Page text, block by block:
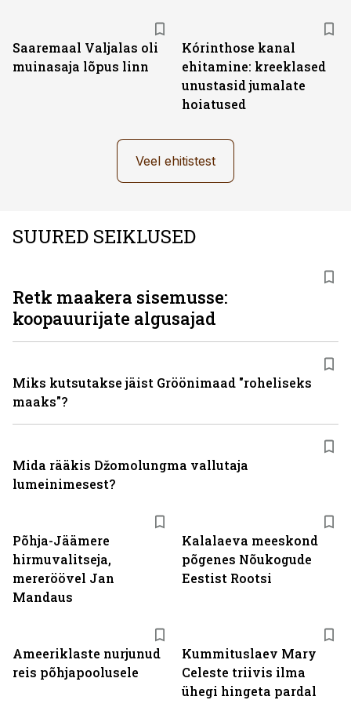
Saaremaal Valjalas oli
muinasaja lõpus linn
Kórinthose kanal
ehitamine: kreeklased
unustasid jumalate
hoiatused
Veel ehitistest
SUURED SEIKLUSED
Põhja-Jäämere
hirmuvalitseja,
mereröövel Jan
Mandaus
Kalalaeva meeskond
põgenes Nõukogude
Eestist Rootsi
Ameeriklaste nurjunud
reis põhjapoolusele
Kummituslaev Mary
Celeste triivis ilma
ühegi hingeta pardal
Retk maakera sisemusse:
koopauurijate algusajad
Miks kutsutakse jäist Gröönimaad "roheliseks
maaks"?
Mida rääkis Džomolungma vallutaja
lumeinimesest?